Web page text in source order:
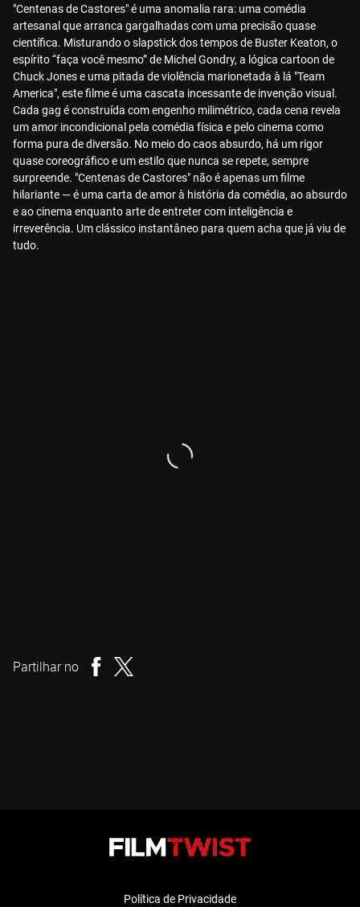
"Centenas de Castores" é uma anomalia rara: uma comédia
artesanal que arranca gargalhadas com uma precisão quase
científica. Misturando o slapstick dos tempos de Buster Keaton, o
espírito “faça você mesmo” de Michel Gondry, a lógica cartoon de
Chuck Jones e uma pitada de violência marionetada à lá "Team
America", este filme é uma cascata incessante de invenção visual.
Cada gag é construída com engenho milimétrico, cada cena revela
um amor incondicional pela comédia física e pelo cinema como
forma pura de diversão. No meio do caos absurdo, há um rigor
quase coreográfico e um estilo que nunca se repete, sempre
surpreende. "Centenas de Castores" não é apenas um filme
hilariante — é uma carta de amor à história da comédia, ao absurdo
e ao cinema enquanto arte de entreter com inteligência e
irreverência. Um clássico instantâneo para quem acha que já viu de
tudo.
Partilhar no
Política de Privacidade